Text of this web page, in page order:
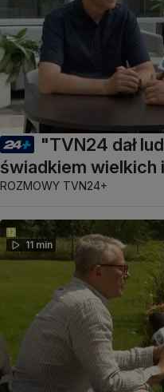
"TVN24 dał
świadkiem wielkich
ROZMOWY TVN24+
11 min